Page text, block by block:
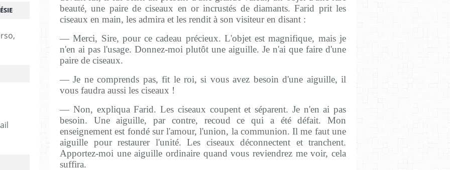
beauté, une paire de ciseaux en or incrustés de diamants. Farid prit les
ciseaux en main, les admira et les rendit à son visiteur en disant :
— Merci, Sire, pour ce cadeau précieux. L'objet est magnifique, mais je
n'en ai pas l'usage. Donnez-moi plutôt une aiguille. Je n'ai que faire d'une
paire de ciseaux.
— Je ne comprends pas, fit le roi, si vous avez besoin d'une aiguille, il
vous faudra aussi les ciseaux !
— Non, expliqua Farid. Les ciseaux coupent et séparent. Je n'en ai pas
besoin. Une aiguille, par contre, recoud ce qui a été défait. Mon
enseignement est fondé sur l'amour, l'union, la communion. Il me faut une
aiguille pour restaurer l'unité. Les ciseaux déconnectent et tranchent.
Apportez-moi une aiguille ordinaire quand vous reviendrez me voir, cela
suffira.